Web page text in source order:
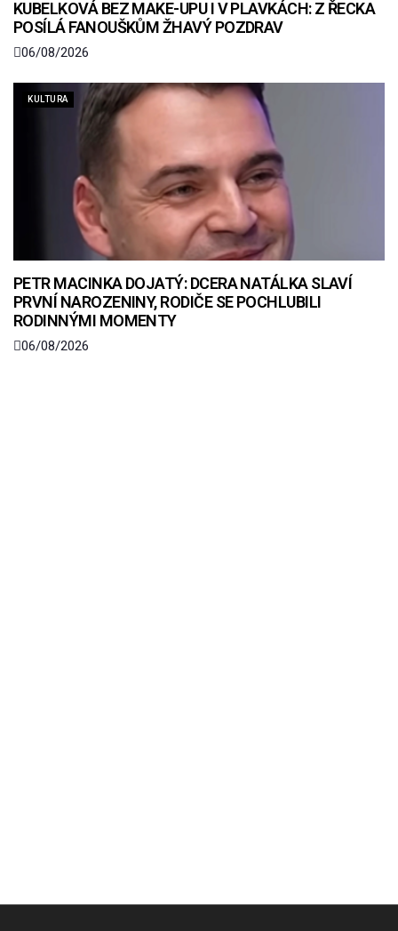
KUBELKOVÁ BEZ MAKE-UPU I V PLAVKÁCH: Z ŘECKA
POSÍLÁ FANOUŠKŮM ŽHAVÝ POZDRAV
06/08/2026
KULTURA
PETR MACINKA DOJATÝ: DCERA NATÁLKA SLAVÍ
PRVNÍ NAROZENINY, RODIČE SE POCHLUBILI
RODINNÝMI MOMENTY
06/08/2026